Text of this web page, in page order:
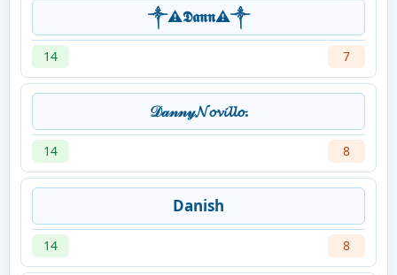
༒︎⚠︎𝕯𝖆𝖓𝖓⚠︎༒︎
14 7
𝒟𝒶𝓃𝓃𝓎𝓝𝓸𝓿𝓲𝓵𝓵𝓸.
14 8
Danish
14 8